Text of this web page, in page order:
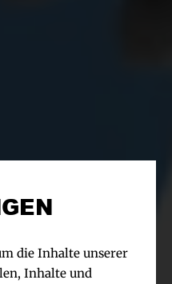
die Inhalte unserer
Inhalte und